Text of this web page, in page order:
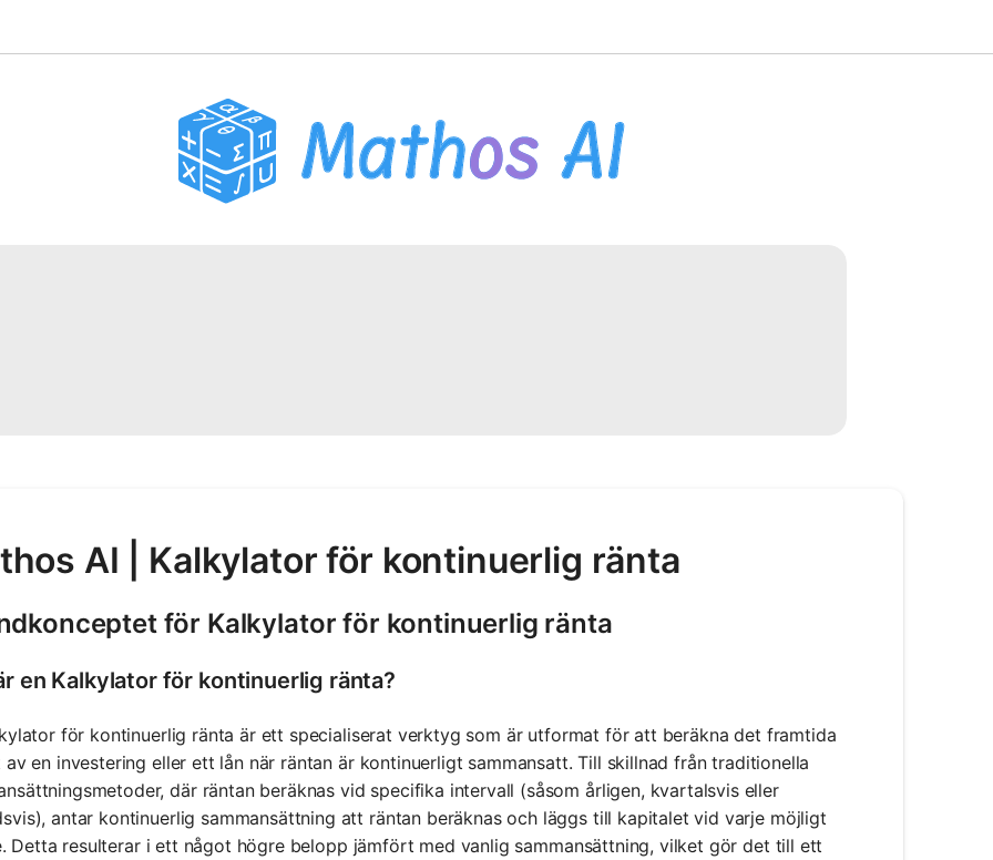
AI | Kalkylator för kontinuerlig ränta
för Kalkylator för kontinuerlig ränta
en Kalkylator för kontinuerlig ränta?
för kontinuerlig ränta är ett specialiserat verktyg som är utformat för att beräkna det framtida
av en investering eller ett lån när räntan är kontinuerligt sammansatt. Till skillnad från traditionella
där räntan beräknas vid specifika intervall (såsom årligen, kvartalsvis eller
antar kontinuerlig sammansättning att räntan beräknas och läggs till kapitalet vid varje möjligt
Detta resulterar i ett något högre belopp jämfört med vanlig sammansättning, vilket gör det till ett